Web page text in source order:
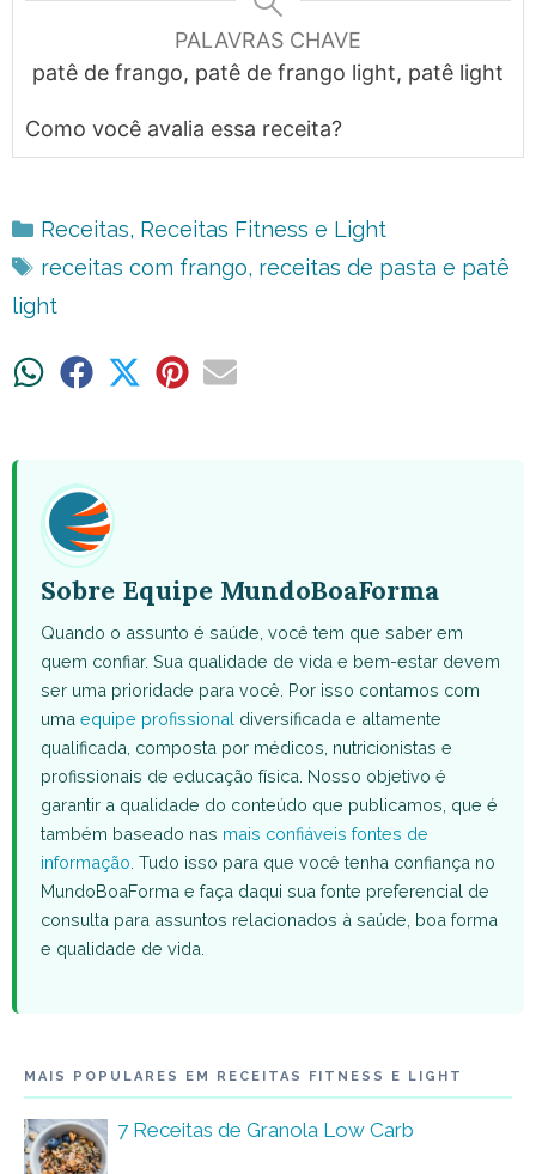
PALAVRAS CHAVE
patê de frango, patê de frango light, patê light
Como você avalia essa receita?
Categorias
Receitas, Receitas Fitness e Light
Tags
receitas com frango, receitas de pasta e patê
light
ShareShare ShareShareShare
Sobre Equipe MundoBoaForma
Quando o assunto é saúde, você tem que saber em
quem confiar. Sua qualidade de vida e bem-estar devem
ser uma prioridade para você. Por isso contamos com
uma equipe profissional diversificada e altamente
qualificada, composta por médicos, nutricionistas e
profissionais de educação física. Nosso objetivo é
garantir a qualidade do conteúdo que publicamos, que é
também baseado nas mais confiáveis fontes de
informação . Tudo isso para que você tenha confiança no
MundoBoaForma e faça daqui sua fonte preferencial de
consulta para assuntos relacionados à saúde, boa forma
e qualidade de vida.
MAIS POPULARES EM RECEITAS FITNESS E LIGHT
7 Receitas de Granola Low Carb